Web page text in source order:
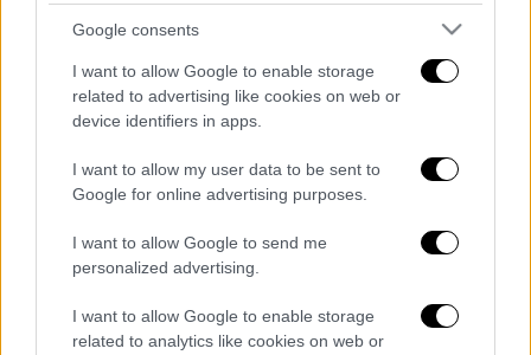
Google consents
I want to allow Google to enable storage
related to advertising like cookies on web or
device identifiers in apps.
I want to allow my user data to be sent to
Google for online advertising purposes.
I want to allow Google to send me
personalized advertising.
I want to allow Google to enable storage
related to analytics like cookies on web or
τη στήριξη της οικογένειας μου.
Πρέπει να
ακολουθείς το πραγματικό νόημα της ζωής,
για να ζεις για πάντα ένα όνειρο», δήλωσε ο
Αλεσάντρο Σπανό, που έκανε το όνειρο του
πραγματικότητα, να γίνει ποδοσφαιριστής
και τώρα είναι έτοιμος να υλοποιήσει το
επόμενο όνειρό του.
Η ιστορία του Σπανό, έγινε viral στα ιταλικά
δίκτυα...